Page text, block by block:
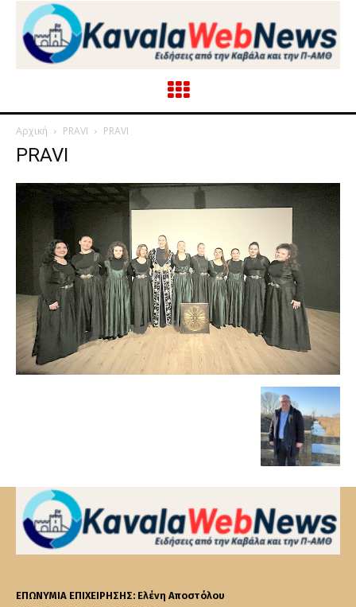
Αρχική PRAVI PRAVI
PRAVI
ΕΠΩΝΥΜΙΑ ΕΠΙΧΕΙΡΗΣΗΣ: Ελένη Αποστόλου